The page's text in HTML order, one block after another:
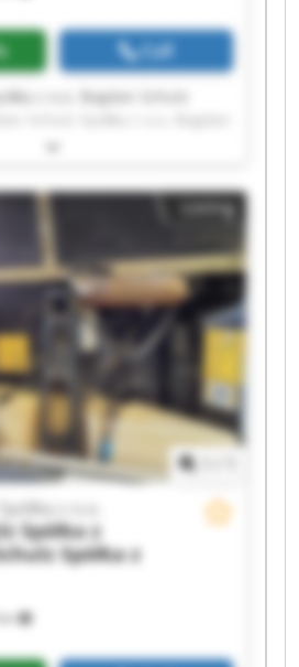
Call
z o.o. Bogdan Schulz
Bogdan Schulz Spółka z o.o.
Schulz Spółka z o.o. Bogdan
Bogdan Schulz Spółka z o.o.
z o.o. Bogdan Schulz
Schulz Spółka z o.o. Bogdan
Bogdan Schulz Spółka z o.o.
z o.o. Bogdan Schulz
Schulz Spółka z o.o. Bogdan
Bogdan Schulz Spółka z o.o.
Listing
z o.o.
Spółka z
Spółka z